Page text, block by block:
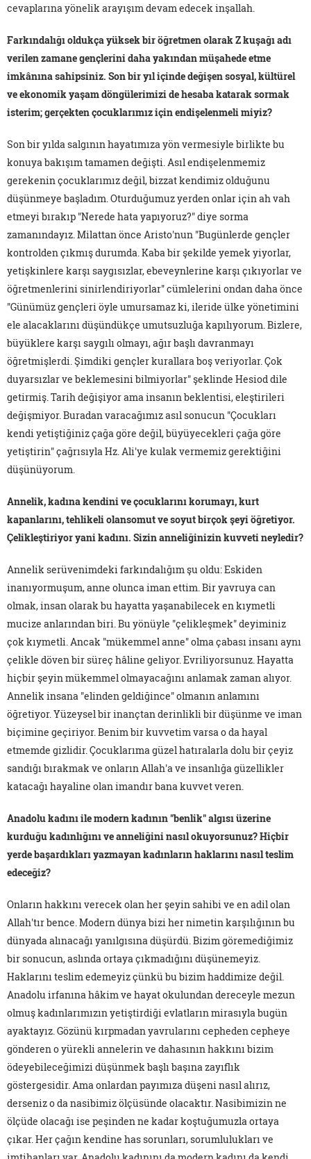
cevaplarına yönelik arayışım devam edecek inşallah.
Farkındalığı oldukça yüksek bir öğretmen olarak Z kuşağı adı
verilen zamane gençlerini daha yakından müşahede etme
imkânına sahipsiniz. Son bir yıl içinde değişen sosyal, kültürel
ve ekonomik yaşam döngülerimizi de hesaba katarak sormak
isterim; gerçekten çocuklarımız için endişelenmeli miyiz?
Son bir yılda salgının hayatımıza yön vermesiyle birlikte bu
konuya bakışım tamamen değişti. Asıl endişelenmemiz
gerekenin çocuklarımız değil, bizzat kendimiz olduğunu
düşünmeye başladım. Oturduğumuz yerden onlar için ah vah
etmeyi bırakıp "Nerede hata yapıyoruz?" diye sorma
zamanındayız. Milattan önce Aristo'nun "Bugünlerde gençler
kontrolden çıkmış durumda. Kaba bir şekilde yemek yiyorlar,
yetişkinlere karşı saygısızlar, ebeveynlerine karşı çıkıyorlar ve
öğretmenlerini sinirlendiriyorlar" cümlelerini ondan daha önce
"Günümüz gençleri öyle umursamaz ki, ileride ülke yönetimini
ele alacaklarını düşündükçe umutsuzluğa kapılıyorum. Bizlere,
büyüklere karşı saygılı olmayı, ağır başlı davranmayı
öğretmişlerdi. Şimdiki gençler kurallara boş veriyorlar. Çok
duyarsızlar ve beklemesini bilmiyorlar" şeklinde Hesiod dile
getirmiş. Tarih değişiyor ama insanın beklentisi, eleştirileri
değişmiyor. Buradan varacağımız asıl sonucun "Çocukları
kendi yetiştiğiniz çağa göre değil, büyüyecekleri çağa göre
yetiştirin" çağrısıyla Hz. Ali'ye kulak vermemiz gerektiğini
düşünüyorum.
Annelik, kadına kendini ve çocuklarını korumayı, kurt
kapanlarını, tehlikeli olansomut ve soyut birçok şeyi öğretiyor.
Çelikleştiriyor yani kadını. Sizin anneliğinizin kuvveti neyledir?
Annelik serüvenimdeki farkındalığım şu oldu: Eskiden
inanıyormuşum, anne olunca iman ettim. Bir yavruya can
olmak, insan olarak bu hayatta yaşanabilecek en kıymetli
mucize anlarından biri. Bu yönüyle "çelikleşmek" deyiminiz
çok kıymetli. Ancak "mükemmel anne" olma çabası insanı aynı
çelikle döven bir süreç hâline geliyor. Evriliyorsunuz. Hayatta
hiçbir şeyin mükemmel olmayacağını anlamak zaman alıyor.
Annelik insana "elinden geldiğince" olmanın anlamını
öğretiyor. Yüzeysel bir inançtan derinlikli bir düşünme ve iman
biçimine geçiriyor. Benim bir kuvvetim varsa o da hayal
etmemde gizlidir. Çocuklarıma güzel hatıralarla dolu bir çeyiz
sandığı bırakmak ve onların Allah'a ve insanlığa güzellikler
katacağı hayaline olan imandır bana kuvvet veren.
Anadolu kadını ile modern kadının "benlik" algısı üzerine
kurduğu kadınlığını ve anneliğini nasıl okuyorsunuz? Hiçbir
yerde başardıkları yazmayan kadınların haklarını nasıl teslim
edeceğiz?
Onların hakkını verecek olan her şeyin sahibi ve en adil olan
Allah'tır bence. Modern dünya bizi her nimetin karşılığının bu
dünyada alınacağı yanılgısına düşürdü. Bizim göremediğimiz
bir sonucun, aslında ortaya çıkmadığını düşünemeyiz.
Haklarını teslim edemeyiz çünkü bu bizim haddimize değil.
Anadolu irfanına hâkim ve hayat okulundan dereceyle mezun
olmuş kadınlarımızın yetiştirdiği evlatların mirasıyla bugün
ayaktayız. Gözünü kırpmadan yavrularını cepheden cepheye
gönderen o yürekli annelerin ve dahasının hakkını bizim
ödeyebileceğimizi düşünmek başlı başına zayıflık
göstergesidir. Ama onlardan payımıza düşeni nasıl alırız,
derseniz o da nasibimiz ölçüsünde olacaktır. Nasibimizin ne
ölçüde olacağı ise peşinden ne kadar koştuğumuzla ortaya
çıkar. Her çağın kendine has sorunları, sorumlulukları ve